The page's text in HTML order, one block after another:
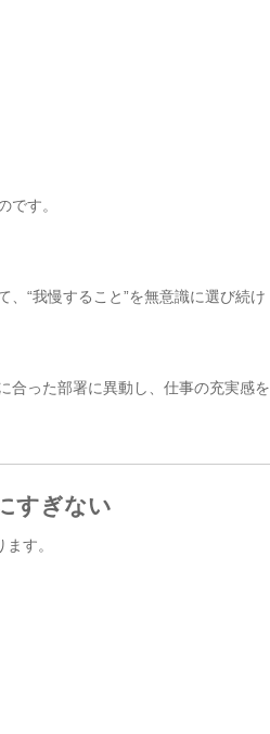
です。
“我慢すること”を無意識に選び続け
合った部署に異動し、仕事の充実感を
すぎない
す。